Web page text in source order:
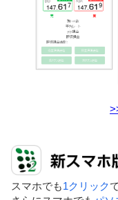
スマホでも1クリック